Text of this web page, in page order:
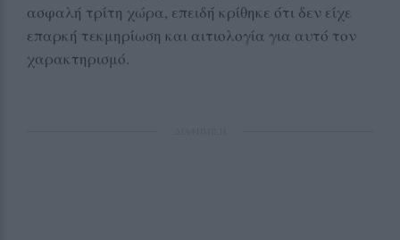
ασφαλή τρίτη χώρα, επειδή κρίθηκε ότι δεν είχε
επαρκή τεκμηρίωση και αιτιολογία για αυτό τον
χαρακτηρισμό.